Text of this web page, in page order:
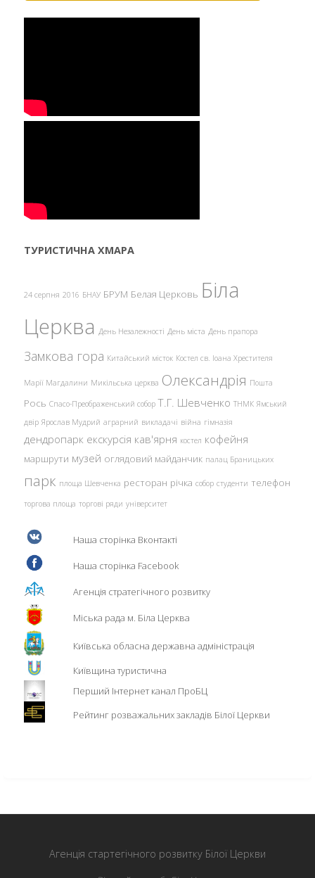
ТУРИСТИЧНА ХМАРА
24 серпня 2016 БНАУ БРУМ Белая Церковь Біла
Церква День Незалежності День міста День прапора
Замкова гора Китайський місток Костел св. Іоана Хрестителя
Марії Магдалини Микільська церква Олександрія Пошта
Рось Спасо-Преображенський собор Т.Г. Шевченко ТНМК Ямський
двір Ярослав Мудрий аграрний викладачі війна гімназія
дендропарк екскурсія кав'ярня костел кофейня
маршрути музей оглядовий майданчик палац Браницьких
парк площа Шевченка ресторан річка собор студенти телефон
торгова площа торгові ряди університет
Наша сторінка Вконтакті
Наша сторінка Facebook
Агенція стратегічного розвитку
Міська рада м. Біла Церква
Київська обласна державна адміністрація
Київщина туристична
Перший Інтернет канал ПроБЦ
Рейтинг розважальних закладів Білої Церкви
Агенція стартегічного розвитку Білої Церкви